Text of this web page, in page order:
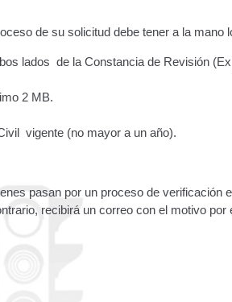
Motocicletas, Taxi, Transporte
Custodia de Vehículos en
la Propiedad del Vehículo –
de su solicitud debe tener a la mano
lados de la Constancia de Revisión
2 MB.
vigente (no mayor a un año).
pasan por un proceso de verificación
recibirá un correo con el motivo